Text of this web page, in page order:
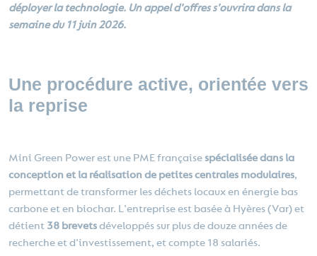
déployer la technologie. Un appel d'offres s'ouvrira dans la
semaine du 11 juin 2026.
Une procédure active, orientée vers
la reprise
Mini Green Power est une PME française spécialisée dans la
conception et la réalisation de petites centrales modulaires,
permettant de transformer les déchets locaux en énergie bas
carbone et en biochar. L'entreprise est basée à Hyères (Var) et
détient 38 brevetsdéveloppés sur plus de douze années de
recherche et d'investissement, et compte 18 salariés.